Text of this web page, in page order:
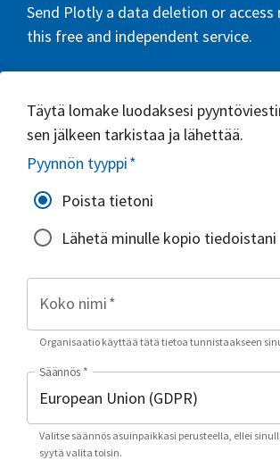
Send Plotly a data deletion or access
this free and independent service.
Täytä lomake luodaksesi
sen jälkeen tarkistaa ja lähettää.
Pyynnön tyyppi*
Poista tietoni
Lähetä minulle kopio tiedoistani
Koko nimi*
Organisaatio käyttää tätä tietoa tunnistaakseen
Säännös *
Valitse säännös asuinpaikkasi perusteella, ellei
syytä valita toisin.